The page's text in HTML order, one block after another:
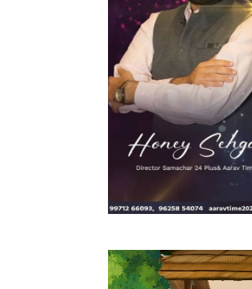
Video
Player